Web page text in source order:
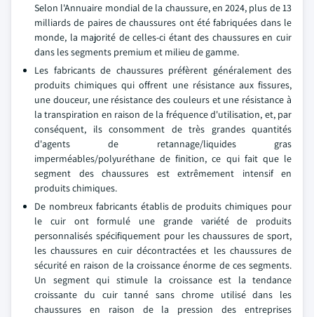
Selon l'Annuaire mondial de la chaussure, en 2024, plus de 13
milliards de paires de chaussures ont été fabriquées dans le
monde, la majorité de celles-ci étant des chaussures en cuir
dans les segments premium et milieu de gamme.
Les fabricants de chaussures préfèrent généralement des
produits chimiques qui offrent une résistance aux fissures,
une douceur, une résistance des couleurs et une résistance à
la transpiration en raison de la fréquence d'utilisation, et, par
conséquent, ils consomment de très grandes quantités
d'agents de retannage/liquides gras
imperméables/polyuréthane de finition, ce qui fait que le
segment des chaussures est extrêmement intensif en
produits chimiques.
De nombreux fabricants établis de produits chimiques pour
le cuir ont formulé une grande variété de produits
personnalisés spécifiquement pour les chaussures de sport,
les chaussures en cuir décontractées et les chaussures de
sécurité en raison de la croissance énorme de ces segments.
Un segment qui stimule la croissance est la tendance
croissante du cuir tanné sans chrome utilisé dans les
chaussures en raison de la pression des entreprises